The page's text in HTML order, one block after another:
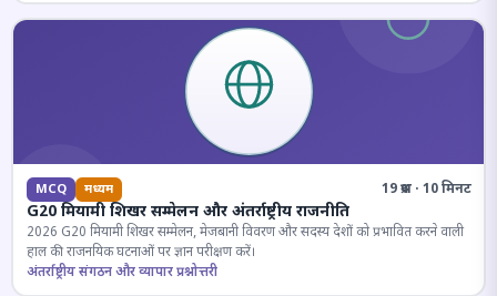
MCQ मध्यम 19 प्रश्न · 10 मिनट
G20 मियामी शिखर सम्मेलन और अंतर्राष्ट्रीय राजनीति
2026 G20 मियामी शिखर सम्मेलन, मेजबानी विवरण और सदस्य देशों को प्रभावित करने वाली
हाल की राजनयिक घटनाओं पर ज्ञान परीक्षण करें।
अंतर्राष्ट्रीय संगठन और व्यापार प्रश्नोत्तरी